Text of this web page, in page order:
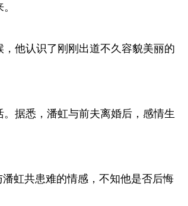
他认识了刚刚出道不久容貌美丽的
据悉，潘虹与前夫离婚后，感情生
虹共患难的情感，不知他是否后悔